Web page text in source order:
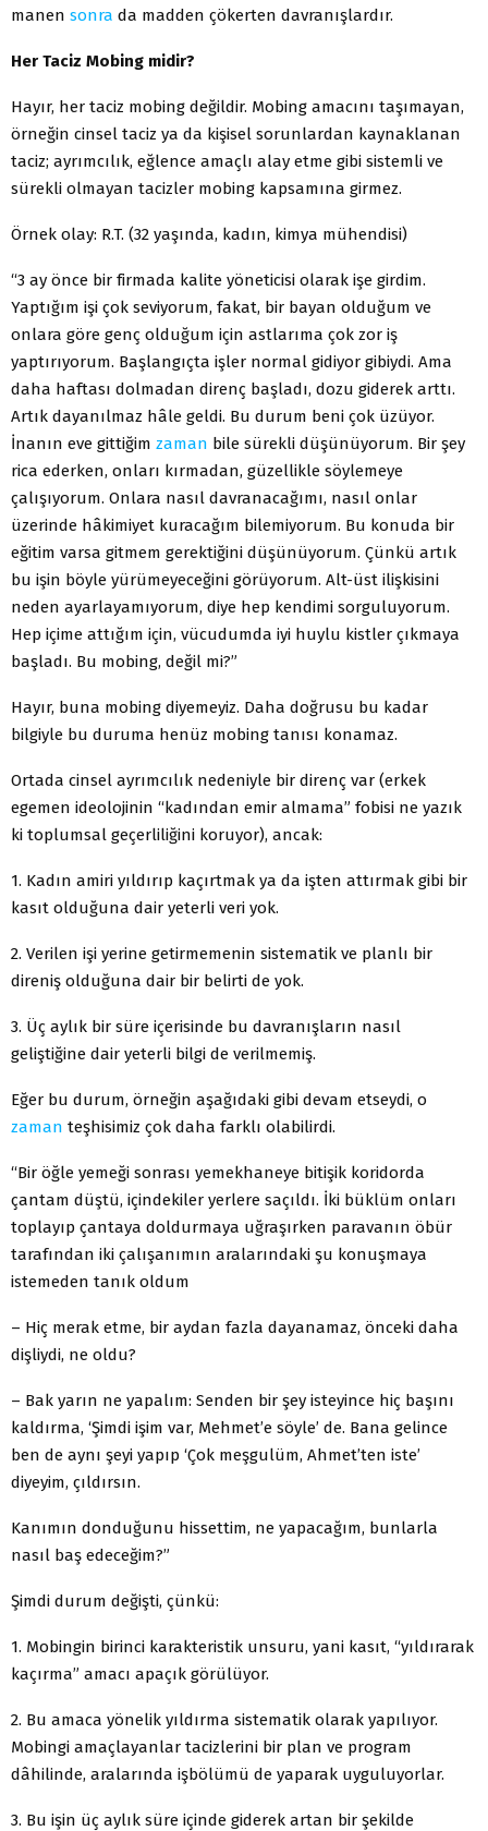
manen sonra da madden çökerten davranışlardır.
Her Taciz Mobing midir?
Hayır, her taciz mobing değildir. Mobing amacını taşımayan,
örneğin cinsel taciz ya da kişisel sorunlardan kaynaklanan
taciz; ayrımcılık, eğlence amaçlı alay etme gibi sistemli ve
sürekli olmayan tacizler mobing kapsamına girmez.
Örnek olay: R.T. (32 yaşında, kadın, kimya mühendisi)
“3 ay önce bir firmada kalite yöneticisi olarak işe girdim.
Yaptığım işi çok seviyorum, fakat, bir bayan olduğum ve
onlara göre genç olduğum için astlarıma çok zor iş
yaptırıyorum. Başlangıçta işler normal gidiyor gibiydi. Ama
daha haftası dolmadan direnç başladı, dozu giderek arttı.
Artık dayanılmaz hâle geldi. Bu durum beni çok üzüyor.
İnanın eve gittiğim zaman bile sürekli düşünüyorum. Bir şey
rica ederken, onları kırmadan, güzellikle söylemeye
çalışıyorum. Onlara nasıl davranacağımı, nasıl onlar
üzerinde hâkimiyet kuracağım bilemiyorum. Bu konuda bir
eğitim varsa gitmem gerektiğini düşünüyorum. Çünkü artık
bu işin böyle yürümeyeceğini görüyorum. Alt-üst ilişkisini
neden ayarlayamıyorum, diye hep kendimi sorguluyorum.
Hep içime attığım için, vücudumda iyi huylu kistler çıkmaya
başladı. Bu mobing, değil mi?”
Hayır, buna mobing diyemeyiz. Daha doğrusu bu kadar
bilgiyle bu duruma henüz mobing tanısı konamaz.
Ortada cinsel ayrımcılık nedeniyle bir direnç var (erkek
egemen ideolojinin “kadından emir almama” fobisi ne yazık
ki toplumsal geçerliliğini koruyor), ancak:
1. Kadın amiri yıldırıp kaçırtmak ya da işten attırmak gibi bir
kasıt olduğuna dair yeterli veri yok.
2. Verilen işi yerine getirmemenin sistematik ve planlı bir
direniş olduğuna dair bir belirti de yok.
3. Üç aylık bir süre içerisinde bu davranışların nasıl
geliştiğine dair yeterli bilgi de verilmemiş.
Eğer bu durum, örneğin aşağıdaki gibi devam etseydi, o
zaman teşhisimiz çok daha farklı olabilirdi.
“Bir öğle yemeği sonrası yemekhaneye bitişik koridorda
çantam düştü, içindekiler yerlere saçıldı. İki büklüm onları
toplayıp çantaya doldurmaya uğraşırken paravanın öbür
tarafından iki çalışanımın aralarındaki şu konuşmaya
istemeden tanık oldum
– Hiç merak etme, bir aydan fazla dayanamaz, önceki daha
dişliydi, ne oldu?
– Bak yarın ne yapalım: Senden bir şey isteyince hiç başını
kaldırma, ‘Şimdi işim var, Mehmet’e söyle’ de. Bana gelince
ben de aynı şeyi yapıp ‘Çok meşgulüm, Ahmet’ten iste’
diyeyim, çıldırsın.
Kanımın donduğunu hissettim, ne yapacağım, bunlarla
nasıl baş edeceğim?”
Şimdi durum değişti, çünkü:
1. Mobingin birinci karakteristik unsuru, yani kasıt, “yıldırarak
kaçırma” amacı apaçık görülüyor.
2. Bu amaca yönelik yıldırma sistematik olarak yapılıyor.
Mobingi amaçlayanlar tacizlerini bir plan ve program
dâhilinde, aralarında işbölümü de yaparak uyguluyorlar.
3. Bu işin üç aylık süre içinde giderek artan bir şekilde